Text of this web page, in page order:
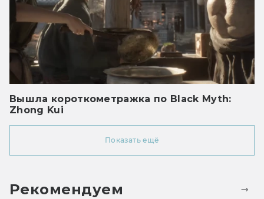
Вышла короткометражка по Black Myth:
Zhong Kui
Показать ещё
Рекомендуем